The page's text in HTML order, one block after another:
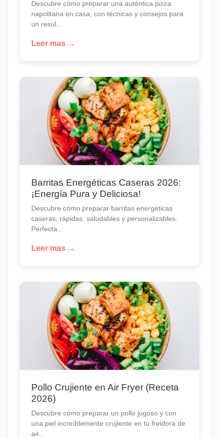
Descubre cómo preparar una auténtica pizza
napolitana en casa, con técnicas y consejos para
un resul...
Leer mas →
Barritas Energéticas Caseras 2026:
¡Energía Pura y Deliciosa!
Descubre cómo preparar barritas energéticas
caseras, rápidas, saludables y personalizables.
Perfecta...
Leer mas →
Pollo Crujiente en Air Fryer (Receta
2026)
Descubre cómo preparar un pollo jugoso y con
una piel increíblemente crujiente en tu freidora de
air...